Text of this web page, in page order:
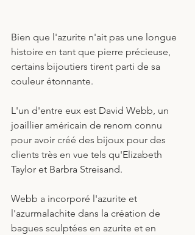
Bien que l'azurite n'ait pas une longue
histoire en tant que pierre précieuse,
certains bijoutiers tirent parti de sa
couleur étonnante.
L'un d'entre eux est David Webb, un
joaillier américain de renom connu
pour avoir créé des bijoux pour des
clients très en vue tels qu'Elizabeth
Taylor et Barbra Streisand.
Webb a incorporé l'azurite et
l'azurmalachite dans la création de
bagues sculptées en azurite et en